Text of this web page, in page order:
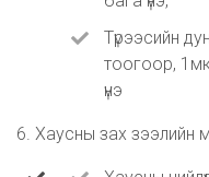
Түрээсийн
тоогоор,
үнэ
6. Хаусны зах зээлийн